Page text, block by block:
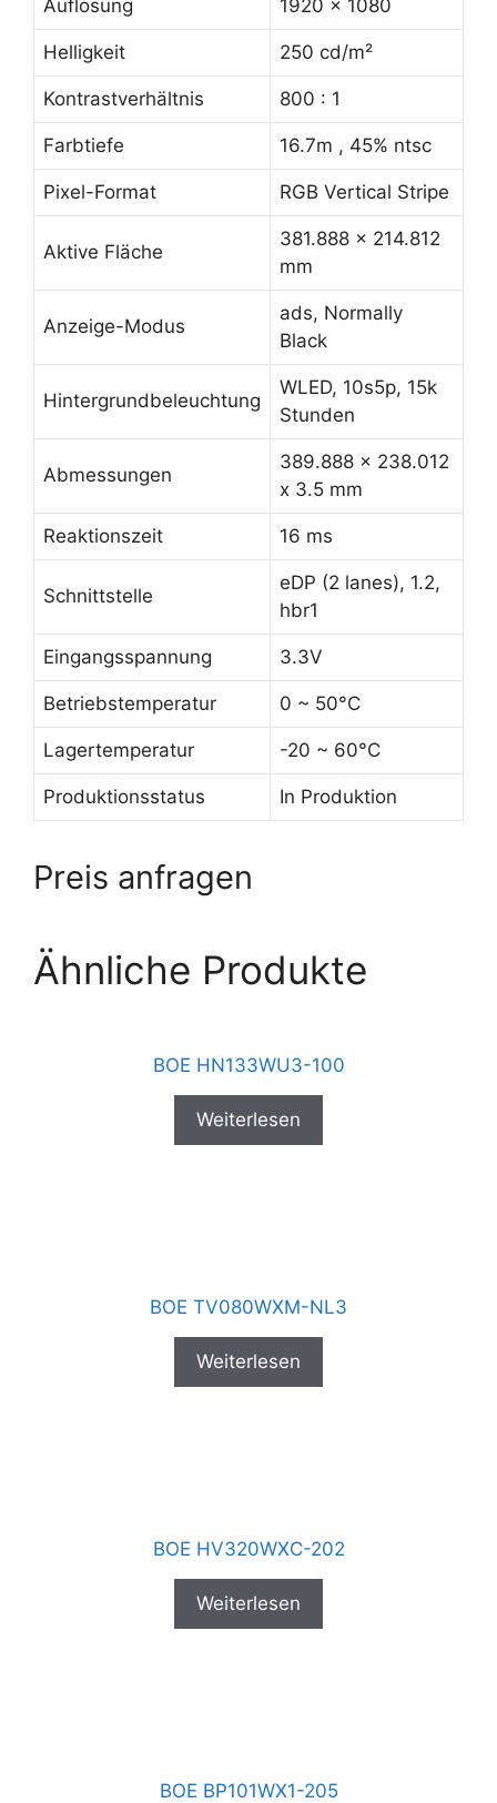
Auflösung 1920 x 1080
Helligkeit 250 cd/m²
Kontrastverhältnis 800 : 1
Farbtiefe 16.7m , 45% ntsc
Pixel-Format RGB Vertical Stripe
Aktive Fläche
381.888 x 214.812
mm
Anzeige-Modus
ads, Normally
Black
Hintergrundbeleuchtung
WLED, 10s5p, 15k
Stunden
Abmessungen
389.888 x 238.012
x 3.5 mm
Reaktionszeit 16 ms
Schnittstelle
eDP (2 lanes), 1.2,
hbr1
Eingangsspannung 3.3V
Betriebstemperatur 0 ~ 50°C
Lagertemperatur -20 ~ 60°C
Produktionsstatus In Produktion
Preis anfragen
Ähnliche Produkte
BOE HN133WU3-100
Weiterlesen
BOE TV080WXM-NL3
Weiterlesen
BOE HV320WXC-202
Weiterlesen
BOE BP101WX1-205